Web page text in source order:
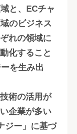
と、ECチャ
のビジネス
れの領域に
化すること
を生み出
術の活用が
企業が多い
ジー」に基づ